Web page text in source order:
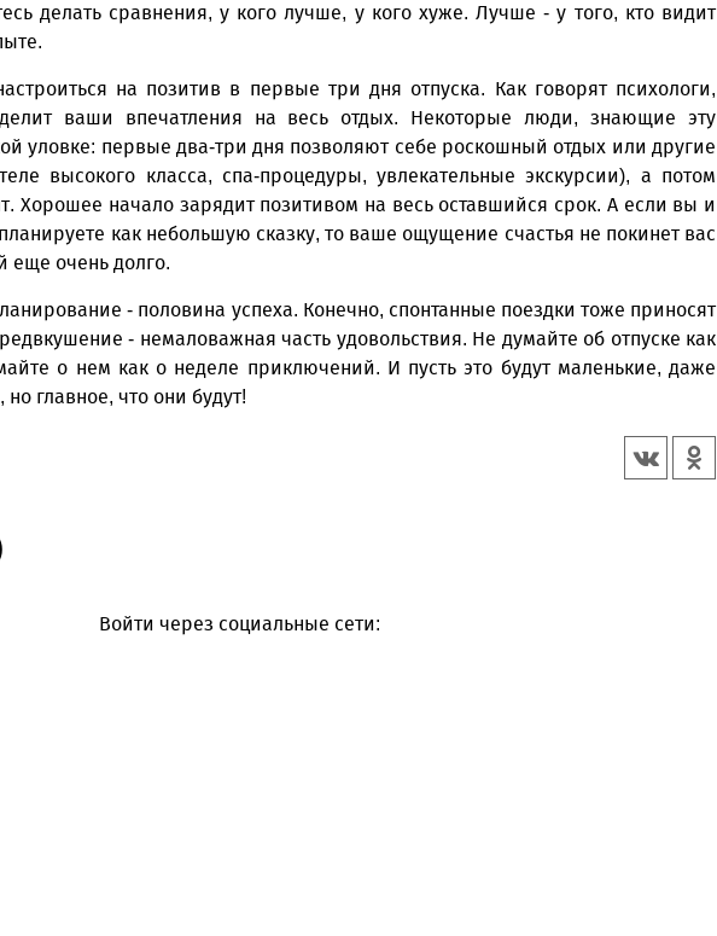
делать сравнения, у кого лучше, у кого хуже. Лучше - у того, кто видит
на позитив в первые три дня отпуска. Как говорят психологи,
ваши впечатления на весь отдых. Некоторые люди, знающие эту
уловке: первые два-три дня позволяют себе роскошный отдых или другие
высокого класса, спа-процедуры, увлекательные экскурсии), а потом
Хорошее начало зарядит позитивом на весь оставшийся срок. А если вы и
как небольшую сказку, то ваше ощущение счастья не покинет вас
еще очень долго.
- половина успеха. Конечно, спонтанные поездки тоже приносят
- немаловажная часть удовольствия. Не думайте об отпуске как
о нем как о неделе приключений. И пусть это будут маленькие, даже
главное, что они будут!
Войти через социальные сети: